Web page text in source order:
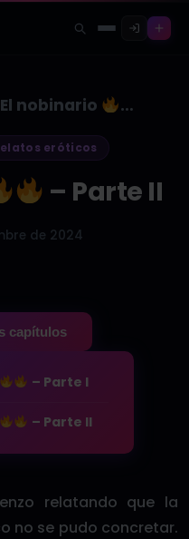
El nobinario
eróticos
– Parte II
de 2024
capítulos
– Parte I
– Parte II
relatando que la
no se pudo concretar.